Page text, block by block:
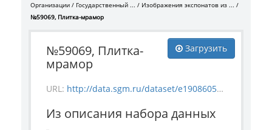
Организации Государственный ...
Изображения экспонатов из ...
№59069, Плитка-мрамор
Загрузить
№59069, Плитка-
мрамор
URL: http://data.sgm.ru/dataset/e1908605-67c3-4add-a6a7-6c288953c91e/resource/a13e535f-7646-496d-83e0-1bfa0ce32bde/download/1-955-59069.jpg
Из описания набора данных